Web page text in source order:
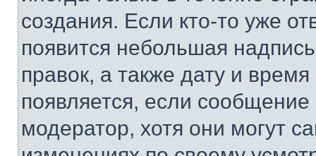
создания. Если кто-то уже
появится небольшая
правок, а также дату и
появляется, если
модератор, хотя они могут